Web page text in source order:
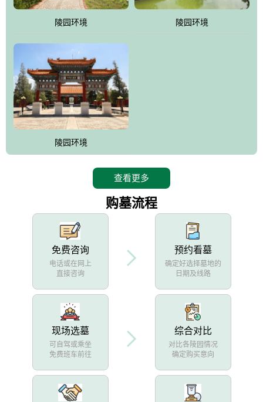
陵园环境 陵园环境
陵园环境
查看更多
购墓流程
免费咨询
电话或在网上
直接咨询
预约看墓
确定好选择墓地的
日期及线路
现场选墓
可自驾或乘坐
免费班车前往
综合对比
对比各陵园情况
确定购买意向